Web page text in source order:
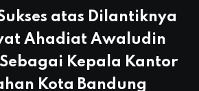
atas Dilantiknya
Ahadiat Awaludin
Kepala Kantor
Kota Bandung